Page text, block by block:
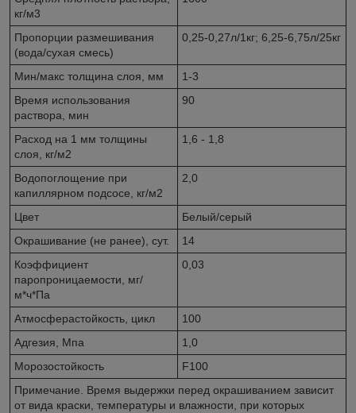
кг/м3
Пропорции размешивания
(вода/сухая смесь)
0,25-0,27л/1кг; 6,25-6,75л/25кг
Мин/макс толщина слоя, мм
1-3
Время использования
раствора, мин
90
Расход на 1 мм толщины
слоя, кг/м2
1,6 - 1,8
Водопоглощение при
капиллярном подсосе, кг/м2
2,0
Цвет
Белый/серый
Окрашивание (не ранее), сут.
14
Коэффициент
паропроницаемости, мг/
м*ч*Па
0,03
Атмосферастойкость, цикл
100
Адгезия, Мпа
1,0
Морозостойкость
F100
Примечание. Время выдержки перед окрашиванием зависит
от вида краски, температуры и влажности, при которых